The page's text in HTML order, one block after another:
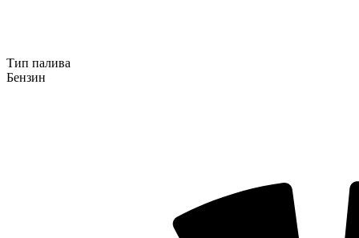
Тип палива
Бензин